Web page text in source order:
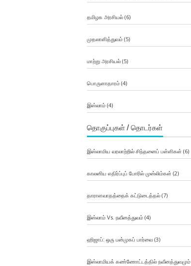
தமிழக அரசியல்(6)
முதலாளித்துவம்(5)
மாற்று அரசியல்(5)
பொருளாதாரம்(4)
இஸ்லாம்(4)
தொகுப்புகள் / தொடர்கள்
இஸ்லாமிய வரலாற்றில் சிந்தனைப் பள்ளிகள் (6)
காலனிய எதிர்ப்புப் போரில் முஸ்லிம்கள் (2)
தாராளவாதத்தைக் கட்டுடைத்தல்(7)
இஸ்லாம் Vs. நவீனத்துவம்(4)
ஹிஜாப்: ஒரு பன்முகப் பார்வை(3)
இஸ்லாமியக் கண்ணோட்டத்தில் நவீனத்துவமும்